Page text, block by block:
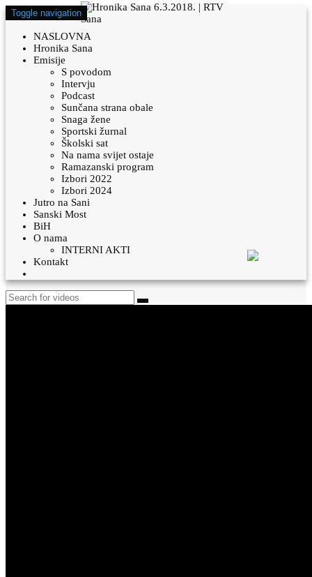
Toggle navigation
NASLOVNA
Hronika Sana
Emisije
S povodom
Intervju
Podcast
Sunčana strana obale
Snaga žene
Sportski žurnal
Školski sat
Na nama svijet ostaje
Ramazanski program
Izbori 2022
Izbori 2024
Jutro na Sani
Sanski Most
BiH
O nama
INTERNI AKTI
Kontakt